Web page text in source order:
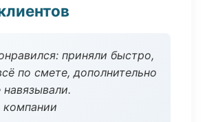
приняли быстро,
по смете, дополнительно
навязывали.